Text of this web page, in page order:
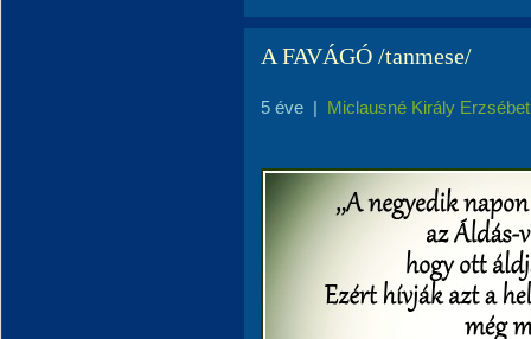
A FAVÁGÓ /tanmese/
5 éve | Miclausné Király Erzsébet